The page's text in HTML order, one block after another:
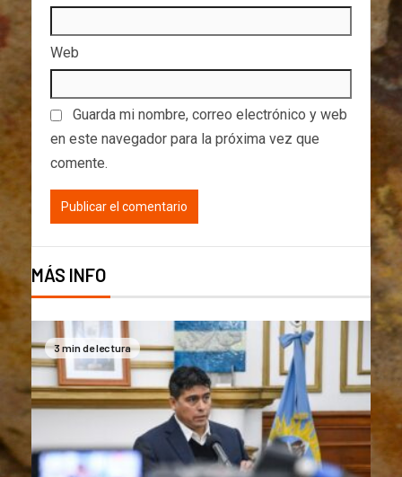
Web
Guarda mi nombre, correo electrónico y web
en este navegador para la próxima vez que
comente.
MÁS INFO
3 min de lectura